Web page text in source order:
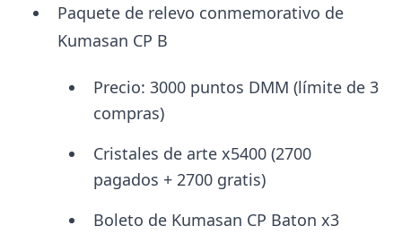
Paquete de relevo conmemorativo de
Kumasan CP B
Precio: 3000 puntos DMM (límite de 3
compras)
Cristales de arte x5400 (2700
pagados + 2700 gratis)
Boleto de Kumasan CP Baton x3